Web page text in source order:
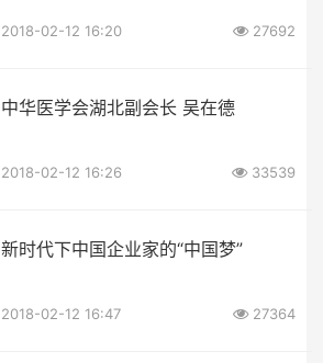
2018-02-12 16:20 27692
中华医学会湖北副会长 吴在德
2018-02-12 16:26 33539
新时代下中国企业家的“中国梦”
2018-02-12 16:47 27364